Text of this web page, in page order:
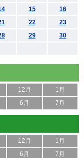
15
16
22
23
29
30
12月
1月
6月 7月
12月
1月
6月 7月